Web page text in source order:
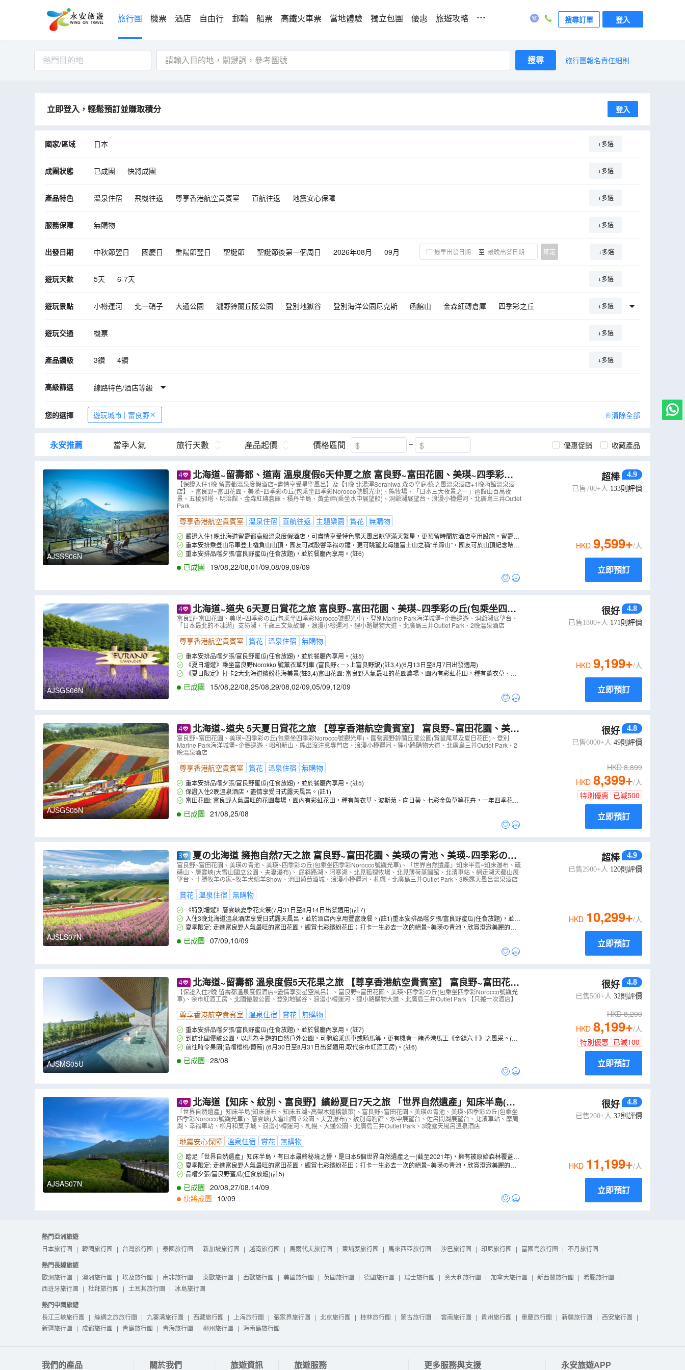
旅行團 機票 酒店 自由行 郵輪 船票 高鐵火車票 當地體驗 獨立包團 優惠 旅遊攻略 ... 搜尋訂單 登入
熱門目的地 搜尋 旅行團報名責任細則
立即登入，輕鬆預訂並賺取積分 登入
國家/區域 日本 +多選
成團狀態 已成團 快將成團 +多選
產品特色 溫泉住宿 飛機往返 尊享香港航空貴賓室 直航往返 地震安心保障 +多選
服務保障 無購物 +多選
出發日期 中秋節翌日 國慶日 重陽節翌日 聖誕節 聖誕節後第一個周日 2026年08月 09月 至 確定 +多選
遊玩天數 5天 6-7天 +多選
遊玩景點 小樽運河 北一硝子 大通公園 瀧野鈴蘭丘陵公園 登別地獄谷 登別海洋公園尼克斯 函館山 金森紅磚倉庫
四季彩之丘
佐呂間湖觀景台
屈斜路湖
+多選
遊玩交通 機票 +多選
產品鑽級 3鑽 4鑽 +多選
高級篩選 線路特色/酒店等級
您的選擇 遊玩城市 | 富良野 清除全部
永安推薦 當季人氣 旅行天數 產品起價 價格區間 優惠促銷 收藏產品
AJSSS06N
北海道~留壽都、道南 溫泉度假6天仲夏之旅 富良野~富田花園、美瑛~四季彩の
丘(包乘坐四季彩Norocco號觀光車)、熊牧場、「日本三大夜景之一」函館山百萬夜
景、積丹半島、黃金岬(乘坐水中展望船)（AJSSS06N）
【保證入住1晚 留壽都溫泉度假酒店~盡情享受星空風呂】及【1晚 北湯澤Soraniwa 森の空庭/綠之風溫泉酒店+1晚函館溫泉酒
店】、富良野~富田花園、美瑛~四季彩の丘(包乘坐四季彩Norocco號觀光車)、熊牧場、「日本三大夜景之一」函館山百萬夜
景、五稜郭塔、明治館、金森紅磚倉庫、積丹半島、黃金岬(乘坐水中展望船)、洞爺湖展望台、浪漫小樽運河、北廣島三井Outlet
Park
尊享香港航空貴賓室 溫泉住宿 直航往返 主題樂園 賞花 無購物
嚴選入住1晚北海道留壽都高級溫泉度假酒店，可盡情享受特色露天風呂眺望滿天繁星，更預留時間於酒店享用設施。留壽都
擁有豐富的大自然美景、60多種遊樂設施的大型主題樂園、世界最大室內旋轉木馬、72球洞高爾夫球場、大型室內及戶外水上樂
園，一年四季都提供多姿多彩的度假活動。(註2)
重本安排乘登山吊車登上橇負山山頂，團友可試敲響幸福の鐘，更可眺望北海道富士山之稱“羊蹄山”，團友可於山頂紀念咭押
印留念。住客更可盡情享用酒店的天然溫泉~壽之湯，浸泡於視野開闊長20米寬的露天風呂，兼可飽覽群山及滿天繁星，溫泉泉
質據說還有美肌作用。另外，還設有室內人造浪泳池連滑水梯(請自備泳衣)、桑拿及洞穴浴池。(註1,2)
重本安排品嚐夕張/富良野蜜瓜(任食放題)，並於餐廳內享用。(註6)
已成團 19/08,22/08,01/09,08/09,09/09
超棒 4.9
已售700+人 133則評價
HKD 9,599+/人
立即預訂
AJSGS06N
北海道~道央 6天夏日賞花之旅 富良野~富田花園、美瑛~四季彩の丘(包乘坐四季
彩Norocco號觀光車)、登別Marine Park海洋城堡~企鵝巡遊、洞爺湖展望台、千歲
三文魚故鄉（AJSGS06N）
富良野~富田花園、美瑛~四季彩の丘(包乘坐四季彩Norocco號觀光車)、登別Marine Park海洋城堡~企鵝巡遊、洞爺湖展望台、
「日本最北的不凍湖」支笏湖、千歲三文魚故鄉、浪漫小樽運河、狸小路購物大道、北廣島三井Outlet Park、2晚溫泉酒店
尊享香港航空貴賓室 賞花 溫泉住宿 無購物
重本安排品嚐夕張/富良野蜜瓜(任食放題)，並於餐廳內享用。(註5)
《夏日增遊》乘坐富良野Norokko 號薰衣草列車 (富良野<－>上富良野駅)(註3,4)(6月13日至8月7日出發適用)
《夏日限定》打卡2大北海道繽紛花海美景(註3,4)富田花園: 富良野人氣最旺的花園農場，園內有彩虹花田，種有薰衣草、波
斯菊、向日葵、七彩金魚草等花卉，一年四季花季不間斷。
已成團 15/08,22/08,25/08,29/08,02/09,05/09,12/09
很好 4.8
已售1800+人 171則評價
HKD 9,199+/人
立即預訂
AJSGS05N
北海道~道央 5天夏日賞花之旅 【尊享香港航空貴賓室】 富良野~富田花園、美瑛
~四季彩の丘(包乘坐四季彩Norocco號觀光車)、國營瀧野鈴蘭丘陵公園(賞鼠尾草及
夏日花田)（AJSGS05N）
富良野~富田花園、美瑛~四季彩の丘(包乘坐四季彩Norocco號觀光車)、國營瀧野鈴蘭丘陵公園(賞鼠尾草及夏日花田)、登別
Marine Park海洋城堡~企鵝巡遊、昭和新山、熊出沒注意專門店、浪漫小樽運河、狸小路購物大道、北廣島三井Outlet Park、2
晚溫泉酒店
尊享香港航空貴賓室 賞花 溫泉住宿 無購物
重本安排品嚐夕張/富良野蜜瓜(任食放題)，並於餐廳內享用。(註5)
保證入住2晚溫泉酒店，盡情享受日式露天風呂。(註1)
富田花園: 富良野人氣最旺的花園農場，園內有彩虹花田，種有薰衣草、波斯菊、向日葵、七彩金魚草等花卉，一年四季花季
不間斷。
已成團 21/08,25/08
很好 4.8
已售6000+人 49則評價
HKD8,899
HKD 8,399+/人
特別優惠 已減500
立即預訂
AJSLS07N
夏の北海道 擁抱自然7天之旅 富良野~富田花園、美瑛の青池、美瑛~四季彩の丘
(包乘坐四季彩Norocco號觀光車)、「世界自然遺產」知床半島~知床瀑布、硫磺山、
層雲峽(大雪山國立公園、夫妻瀑布)（AJSLS07N）
富良野~富田花園、美瑛の青池、美瑛~四季彩の丘(包乘坐四季彩Norocco號觀光車)、「世界自然遺產」知床半島~知床瀑布、硫
磺山、層雲峽(大雪山國立公園、夫妻瀑布)、 屈斜路湖、阿寒湖、北見狐狸牧場、北見薄荷蒸餾館、北濱車站、網走湖天都山展
望台、十勝牧羊の家~牧羊犬綿羊Show、池田葡萄酒城、浪漫小樽運河、札幌、北廣島三井Outlet Park、3晚露天風呂溫泉酒店
賞花 溫泉住宿 無購物
《特別增遊》層雲峽夏季花火祭(7月31日至8月14日出發適用)(註7)
入住3晚北海道溫泉酒店享受日式露天風呂，並於酒店內享用豐富晚餐。(註1)重本安排品嚐夕張/富良野蜜瓜(任食放題)，並於
餐廳內享用。(註6)
夏季限定: 走進富良野人氣最旺的富田花園，觀賞七彩繽紛花田；打卡一生必去一次的絕景~美瑛の青池，欣賞澄澈美麗的鈷
藍色湖水；到訪美瑛四季彩の丘，細心安排乘坐四季彩Norocco號觀光車(拖拉機巴士)遊覽，以最佳路線在廣闊的花田中巡遊(約1
5分鐘)。(註3,4)
已成團 07/09,10/09
超棒 4.9
已售2900+人 120則評價
HKD 10,299+/人
立即預訂
AJSMS05U
北海道~留壽都 溫泉度假5天花果之旅 【尊享香港航空貴賓室】 富良野~富田花
園、美瑛~四季彩の丘(包乘坐四季彩Norocco號觀光車)、余市紅酒工房、北國優駿公
園、浪漫小樽運河（AJSMS05U）
【保證入住2晚 留壽都溫泉度假酒店~盡情享受星空風呂】、富良野~富田花園、美瑛~四季彩の丘(包乘坐四季彩Norocco號觀光
車)、余市紅酒工房、北國優駿公園、登別地獄谷、浪漫小樽運河、狸小路購物大道、北廣島三井Outlet Park 【只搬一次酒店】
尊享香港航空貴賓室 溫泉住宿 賞花 無購物
重本安排品嚐夕張/富良野蜜瓜(任食放題)，並於餐廳內享用。(註7)
到訪北國優駿公園，以馬為主題的自然戶外公園，可體驗乘馬車或騎馬等，更有機會一睹香港馬王《金鎗六十》之風采。(註
2) 前往時令果園(品嚐櫻桃/葡萄) (6月30日至8月31日出發適用,取代余市紅酒工房)。(註6)
已成團 28/08
很好 4.8
已售500+人 32則評價
HKD8,299
HKD 8,199+/人
特別優惠 已減100
立即預訂
AJSAS07N
北海道【知床、紋別、富良野】繽紛夏日7天之旅 「世界自然遺產」知床半島(知
床瀑布、知床五湖~高架木道橋散策)、富良野~富田花園、美瑛の青池、美瑛~四季彩
の丘(包乘坐四季彩Norocco號觀光車)（AJSAS07N）
「世界自然遺產」知床半島(知床瀑布、知床五湖~高架木道橋散策)、富良野~富田花園、美瑛の青池、美瑛~四季彩の丘(包乘坐
四季彩Norocco號觀光車)、層雲峽(大雪山國立公園、夫妻瀑布)、紋別海豹館、水中展望台、佐呂間湖展望台、北濱車站、摩周
湖、幸福車站、柳月和菓子城、浪漫小樽運河、札幌、大通公園、北廣島三井Outlet Park、3晚露天風呂溫泉酒店
地震安心保障 溫泉住宿 賞花 無購物
踏足「世界自然遺產」知床半島，有日本最終秘境之譽，是日本5個世界自然遺產之一(截至2021年)，擁有被原始森林覆蓋的
險峻山嶽地帶、原始的海陸景色，更有奇岩、飛瀑等壯麗奇景。更深入西北部的知床五湖，漫步800 公尺長的木製高架路上眺望
美景。
夏季限定: 走進富良野人氣最旺的富田花園，觀賞七彩繽紛花田；打卡一生必去一次的絕景~美瑛の青池，欣賞澄澈美麗的鈷
藍色湖水；到訪美瑛四季彩の丘，細心安排乘坐四季彩Norocco號觀光車(拖拉機巴士)遊覽，以最佳路線在廣闊的花田中巡遊(約1
5分鐘)。(註3,4)
品嚐夕張/富良野蜜瓜(任食放題)(註5)
已成團 20/08,27/08,14/09
快將成團 10/09
很好 4.8
已售200+人 32則評價
HKD 11,199+/人
立即預訂
熱門亞洲旅遊
日本旅行團 | 韓國旅行團 | 台灣旅行團 | 泰國旅行團 | 新加坡旅行團 | 越南旅行團 | 馬爾代夫旅行團 | 柬埔寨旅行團 | 馬來西亞旅行團 | 沙巴旅行團 | 印尼旅行團 | 富國島旅行團 | 不丹旅行團
熱門長線旅遊
歐洲旅行團 | 澳洲旅行團 | 埃及旅行團 | 南非旅行團 | 東歐旅行團 | 西歐旅行團 | 美國旅行團 | 英國旅行團 | 德國旅行團 | 瑞士旅行團 | 意大利旅行團 | 加拿大旅行團 | 新西蘭旅行團 | 希臘旅行團 |
西班牙旅行團 | 杜拜旅行團 | 土耳其旅行團 | 冰島旅行團
熱門中國旅遊
長江三峽旅行團 | 絲綢之旅旅行團 | 九寨溝旅行團 | 西藏旅行團 | 上海旅行團 | 張家界旅行團 | 北京旅行團 | 桂林旅行團 | 蒙古旅行團 | 雲南旅行團 | 貴州旅行團 | 重慶旅行團 | 新疆旅行團 | 西安旅行團 |
新疆旅行團 | 成都旅行團 | 青島旅行團 | 青海旅行團 | 郴州旅行團 | 海南島旅行團
我們的產品 關於我們 旅遊資訊 旅遊服務 更多服務與支援 永安旅遊APP